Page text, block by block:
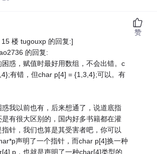
楼 tugouxp 的回复:]
的回复:
惑，赋值时最好用数组，不会出错。c
有错，但char p[4] = {1,3,4};可以。有
我以前也有，后来想通了，说道底指
有很大区别的，国内好多书籍都在灌
针，我们也算是其受害者吧，你可以
声明了一个指针，而char p[4]换一种
p，也就是声明了一种char[4]类型的
赞